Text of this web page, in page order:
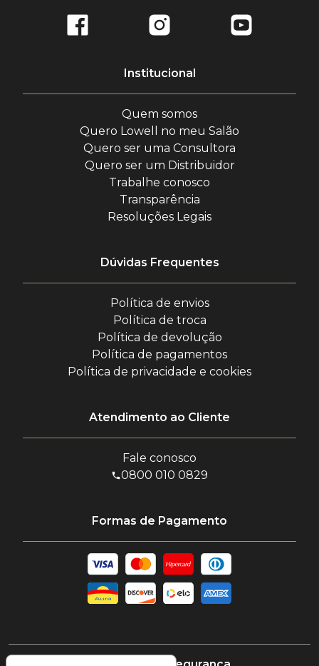
Institucional
Quem somos
Quero Lowell no meu Salão
Quero ser uma Consultora
Quero ser um Distribuidor
Trabalhe conosco
Transparência
Resoluções Legais
Dúvidas Frequentes
Política de envios
Política de troca
Política de devolução
Política de pagamentos
Política de privacidade e cookies
Atendimento ao Cliente
Fale conosco
0800 010 0829
Formas de Pagamento